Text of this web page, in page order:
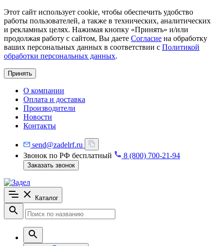
Этот сайт использует cookie, чтобы обеспечить удобство
работы пользователей, а также в технических, аналитических
и рекламных целях. Нажимая кнопку «Принять» и/или
продолжая работу с сайтом, Вы даете Согласие на обработку
ваших персональных данных в соответствии с Политикой
обработки персональных данных.
Принять
О компании
Оплата и доставка
Производители
Новости
Контакты
send@zadelrf.ru
Звонок по РФ бесплатный
8 (800) 700-21-94
Заказать звонок
Каталог